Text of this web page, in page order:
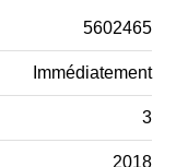
5602465
Immédiatement
3
2018